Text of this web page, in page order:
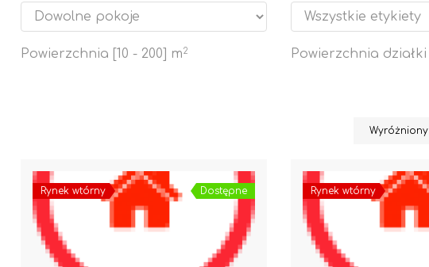
Powierzchnia [ 10 - 200 ] m2 Powierzchnia działki [
Wyróżniony
Rynek wtórny Dostępne Rynek wtórny